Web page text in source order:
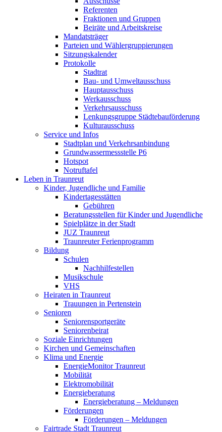
Referenten
Fraktionen und Gruppen
Beiräte und Arbeitskreise
Mandatsträger
Parteien und Wählergruppierungen
Sitzungskalender
Protokolle
Stadtrat
Bau- und Umweltausschuss
Hauptausschuss
Werkausschuss
Verkehrsausschuss
Lenkungsgruppe Städtebauförderung
Kulturausschuss
Service und Infos
Stadtplan und Verkehrsanbindung
Grundwassermessstelle P6
Hotspot
Notruftafel
Leben in Traunreut
Kinder, Jugendliche und Familie
Kindertagesstätten
Gebühren
Beratungsstellen für Kinder und Jugendliche
Spielplätze in der Stadt
JUZ Traunreut
Traunreuter Ferienprogramm
Bildung
Schulen
Nachhilfestellen
Musikschule
VHS
Heiraten in Traunreut
Trauungen in Pertenstein
Senioren
Seniorensportgeräte
Seniorenbeirat
Soziale Einrichtungen
Kirchen und Gemeinschaften
Klima und Energie
EnergieMonitor Traunreut
Mobilität
Elektromobilität
Energieberatung
Energieberatung – Meldungen
Förderungen
Förderungen – Meldungen
Fairtrade Stadt Traunreut